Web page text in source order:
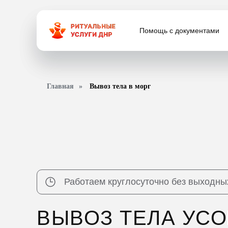
Главная
Главная Ассортимент
Ассортимент
Помощь с документами
Помощь с документами
Главная » Вывоз тела в морг
Работаем круглосуточно без
ВЫВОЗ ТЕЛА